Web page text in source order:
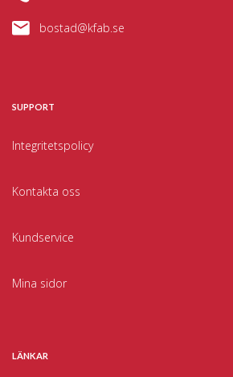
bostad@kfab.se
SUPPORT
Integritetspolicy
Kontakta oss
Kundservice
Mina sidor
LÄNKAR